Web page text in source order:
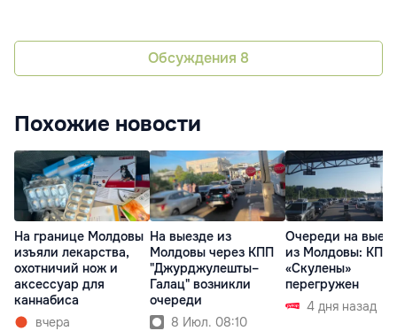
Обсуждения 8
Похожие новости
На границе Молдовы
изъяли лекарства,
охотничий нож и
аксессуар для
каннабиса
вчера
На выезде из
Молдовы через КПП
"Джурджулешты–
Галац" возникли
очереди
8 Июл. 08:10
Очереди на
из Молдовы: КПП
«Скулены»
перегружен
4 дня назад